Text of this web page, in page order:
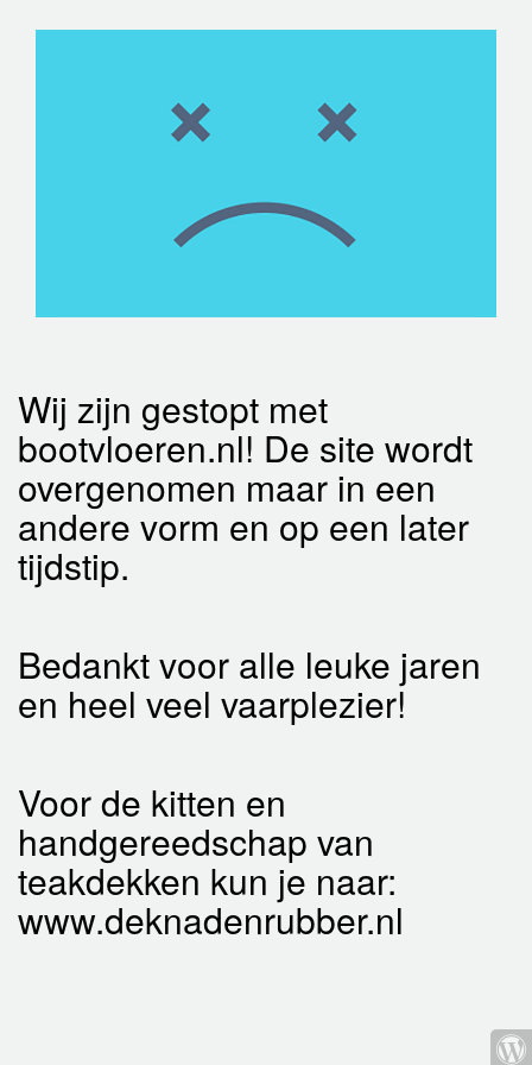
Wij zijn gestopt met
bootvloeren.nl! De site wordt
overgenomen maar in een
andere vorm en op een later
tijdstip.
Bedankt voor alle leuke jaren
en heel veel vaarplezier!
Voor de kitten en
handgereedschap van
teakdekken kun je naar:
www.deknadenrubber.nl